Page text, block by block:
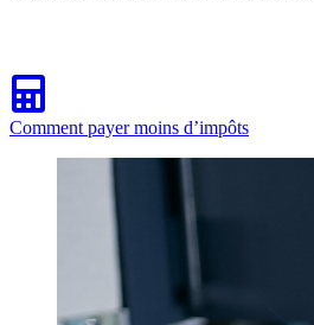
Comment payer moins d’impôts